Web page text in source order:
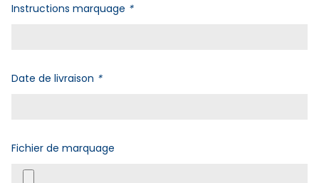
Instructions marquage *
Date de livraison *
Fichier de marquage